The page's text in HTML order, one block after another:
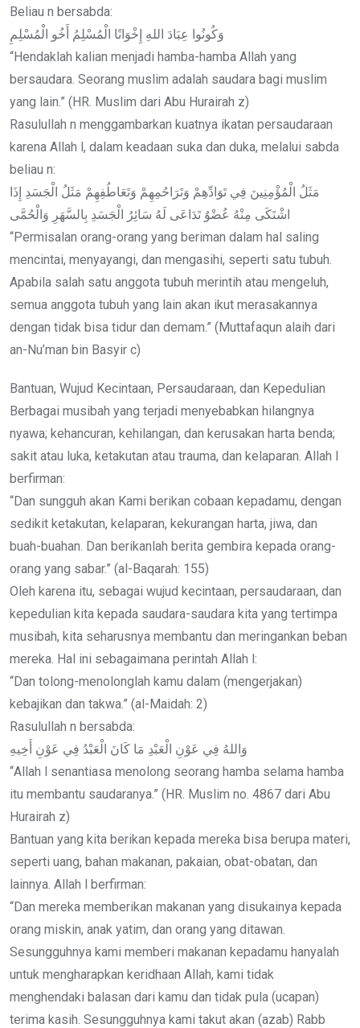
Beliau n bersabda:
وَكُونُوا عِبَادَ اللهِ إِخْوَانًا الْمُسْلِمُ أَخُو الْمُسْلِمِ
“Hendaklah kalian menjadi hamba-hamba Allah yang
bersaudara. Seorang muslim adalah saudara bagi muslim
yang lain.” (HR. Muslim dari Abu Hurairah z)
Rasulullah n menggambarkan kuatnya ikatan persaudaraan
karena Allah l, dalam keadaan suka dan duka, melalui sabda
beliau n:
مَثَلُ الْمُؤْمِنِينَ فِي تَوَادِّهِمْ وَتَرَاحُمِهِمْ وَتَعَاطُفِهِمْ مَثَلُ الْجَسَدِ إِذَا
اشْتَكَى مِنْهُ عُضْوٌ تَدَاعَى لَهُ سَائِرُ الْجَسَدِ بِالسَّهَرِ وَالْحُمَّى
“Permisalan orang-orang yang beriman dalam hal saling
mencintai, menyayangi, dan mengasihi, seperti satu tubuh.
Apabila salah satu anggota tubuh merintih atau mengeluh,
semua anggota tubuh yang lain akan ikut merasakannya
dengan tidak bisa tidur dan demam.” (Muttafaqun alaih dari
an-Nu’man bin Basyir c)
Bantuan, Wujud Kecintaan, Persaudaraan, dan Kepedulian
Berbagai musibah yang terjadi menyebabkan hilangnya
nyawa; kehancuran, kehilangan, dan kerusakan harta benda;
sakit atau luka, ketakutan atau trauma, dan kelaparan. Allah l
berfirman:
“Dan sungguh akan Kami berikan cobaan kepadamu, dengan
sedikit ketakutan, kelaparan, kekurangan harta, jiwa, dan
buah-buahan. Dan berikanlah berita gembira kepada orang-
orang yang sabar.” (al-Baqarah: 155)
Oleh karena itu, sebagai wujud kecintaan, persaudaraan, dan
kepedulian kita kepada saudara-saudara kita yang tertimpa
musibah, kita seharusnya membantu dan meringankan beban
mereka. Hal ini sebagaimana perintah Allah l:
“Dan tolong-menolonglah kamu dalam (mengerjakan)
kebajikan dan takwa.” (al-Maidah: 2)
Rasulullah n bersabda:
وَاللهُ فِي عَوْنِ الْعَبْدِ مَا كَانَ الْعَبْدُ فِي عَوْنِ أَخِيهِ
“Allah l senantiasa menolong seorang hamba selama hamba
itu membantu saudaranya.” (HR. Muslim no. 4867 dari Abu
Hurairah z)
Bantuan yang kita berikan kepada mereka bisa berupa materi,
seperti uang, bahan makanan, pakaian, obat-obatan, dan
lainnya. Allah l berfirman:
“Dan mereka memberikan makanan yang disukainya kepada
orang miskin, anak yatim, dan orang yang ditawan.
Sesungguhnya kami memberi makanan kepadamu hanyalah
untuk mengharapkan keridhaan Allah, kami tidak
menghendaki balasan dari kamu dan tidak pula (ucapan)
terima kasih. Sesungguhnya kami takut akan (azab) Rabb